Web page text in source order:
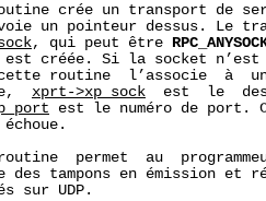
crée un transport de
un pointeur dessus. Le
, qui peut être
créée. Si la socket
routine  l’associe  à
xprt->xp_sock
est  le
est le numéro de port.
permet  au
des tampons en émission et
sur UDP.